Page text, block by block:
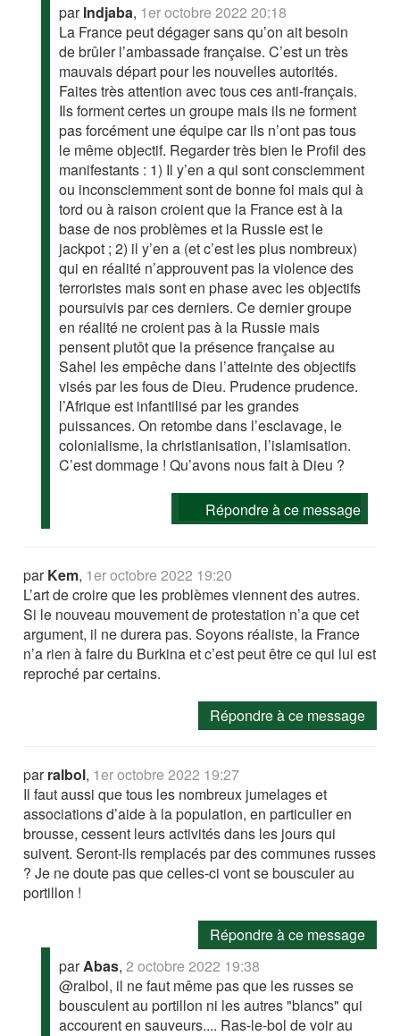
parIndjaba, 1er octobre 2022 20:18
La France peut dégager sans qu’on ait besoin
de brûler l’ambassade française. C’est un très
mauvais départ pour les nouvelles autorités.
Faites très attention avec tous ces anti-français.
Ils forment certes un groupe mais ils ne forment
pas forcément une équipe car ils n’ont pas tous
le même objectif. Regarder très bien le Profil des
manifestants : 1) Il y’en a qui sont consciemment
ou inconsciemment sont de bonne foi mais qui à
tord ou à raison croient que la France est à la
base de nos problèmes et la Russie est le
jackpot ; 2) il y’en a (et c’est les plus nombreux)
qui en réalité n’approuvent pas la violence des
terroristes mais sont en phase avec les objectifs
poursuivis par ces derniers. Ce dernier groupe
en réalité ne croient pas à la Russie mais
pensent plutôt que la présence française au
Sahel les empêche dans l’atteinte des objectifs
visés par les fous de Dieu. Prudence prudence.
l’Afrique est infantilisé par les grandes
puissances. On retombe dans l’esclavage, le
colonialisme, la christianisation, l’islamisation.
C’est dommage ! Qu’avons nous fait à Dieu ?
Répondre à ce message
parKem, 1er octobre 2022 19:20
L’art de croire que les problèmes viennent des autres.
Si le nouveau mouvement de protestation n’a que cet
argument, il ne durera pas. Soyons réaliste, la France
n’a rien à faire du Burkina et c’est peut être ce qui lui est
reproché par certains.
Répondre à ce message
parralbol, 1er octobre 2022 19:27
Il faut aussi que tous les nombreux jumelages et
associations d’aide à la population, en particulier en
brousse, cessent leurs activités dans les jours qui
suivent. Seront-ils remplacés par des communes russes
? Je ne doute pas que celles-ci vont se bousculer au
portillon !
Répondre à ce message
parAbas,2 octobre 2022 19:38
@ralbol, il ne faut même pas que les russes se
bousculent au portillon ni les autres "blancs" qui
accourent en sauveurs.... Ras-le-bol de voir au